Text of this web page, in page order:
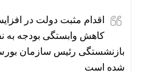
اقدام مثبت دولت در
کاهش وابستگی بودجه
بازنشستگی رئیس سازمان
شده است